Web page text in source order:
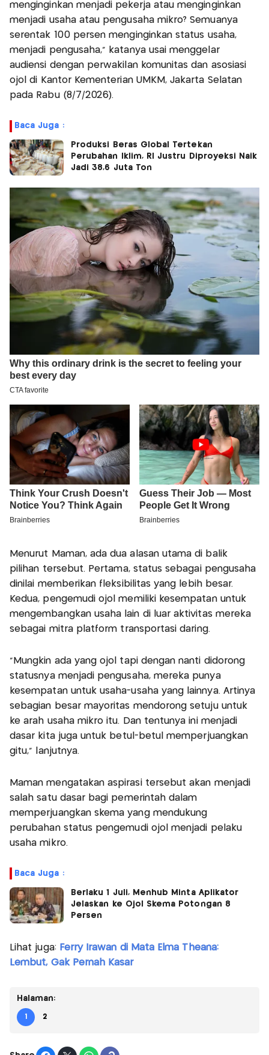
menginginkan menjadi pekerja atau menginginkan
menjadi usaha atau pengusaha mikro? Semuanya
serentak 100 persen menginginkan status usaha,
menjadi pengusaha," katanya usai menggelar
audiensi dengan perwakilan komunitas dan asosiasi
ojol di Kantor Kementerian UMKM, Jakarta Selatan
pada Rabu (8/7/2026).
Baca Juga :
Produksi Beras Global Tertekan
Perubahan Iklim, RI Justru Diproyeksi Naik
Jadi 38,6 Juta Ton
Menurut Maman, ada dua alasan utama di balik
pilihan tersebut. Pertama, status sebagai pengusaha
dinilai memberikan fleksibilitas yang lebih besar.
Kedua, pengemudi ojol memiliki kesempatan untuk
mengembangkan usaha lain di luar aktivitas mereka
sebagai mitra platform transportasi daring.
"Mungkin ada yang ojol tapi dengan nanti didorong
statusnya menjadi pengusaha, mereka punya
kesempatan untuk usaha-usaha yang lainnya. Artinya
sebagian besar mayoritas mendorong setuju untuk
ke arah usaha mikro itu. Dan tentunya ini menjadi
dasar kita juga untuk betul-betul memperjuangkan
gitu," lanjutnya.
Maman mengatakan aspirasi tersebut akan menjadi
salah satu dasar bagi pemerintah dalam
memperjuangkan skema yang mendukung
perubahan status pengemudi ojol menjadi pelaku
usaha mikro.
Baca Juga :
Berlaku 1 Juli, Menhub Minta Aplikator
Jelaskan ke Ojol Skema Potongan 8
Persen
Lihat juga: Ferry Irawan di Mata Elma Theana:
Lembut, Gak Pernah Kasar
Halaman:
1 2